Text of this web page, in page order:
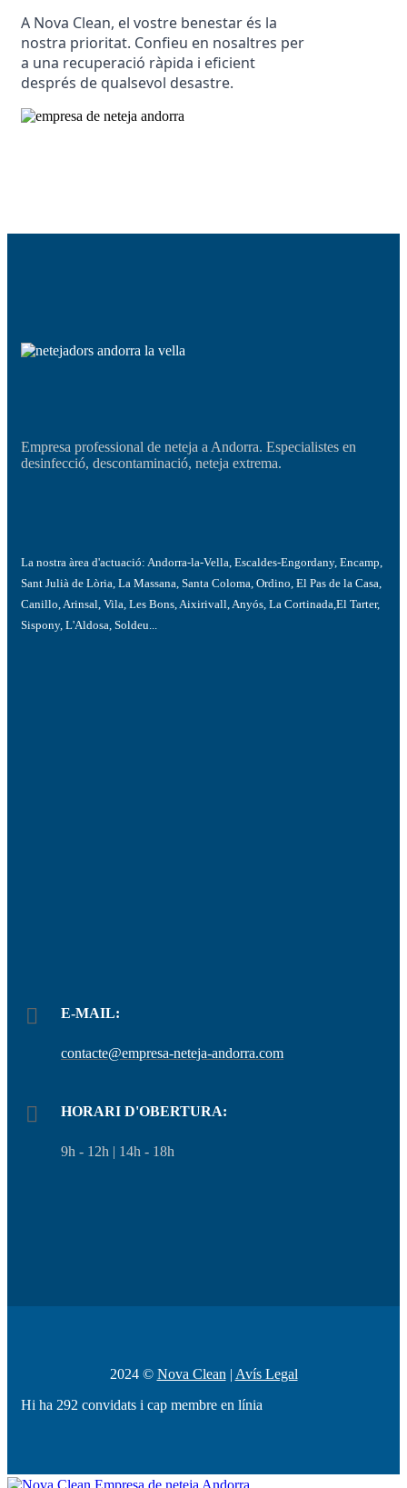
A Nova Clean, el vostre benestar és la
nostra prioritat. Confieu en nosaltres per
a una recuperació ràpida i eficient
després de qualsevol desastre.
Empresa professional de neteja a Andorra. Especialistes en
desinfecció, descontaminació, neteja extrema.
La nostra àrea d'actuació: Andorra-la-Vella, Escaldes-Engordany, Encamp,
Sant Julià de Lòria, La Massana, Santa Coloma, Ordino, El Pas de la Casa,
Canillo, Arinsal, Vila, Les Bons, Aixirivall, Anyós, La Cortinada,El Tarter,
Sispony, L'Aldosa, Soldeu...
E-MAIL:
contacte@empresa-neteja-andorra.com
HORARI D'OBERTURA:
9h - 12h | 14h - 18h
2024 © Nova Clean| Avís Legal
Hi ha 292 convidats i cap membre en línia